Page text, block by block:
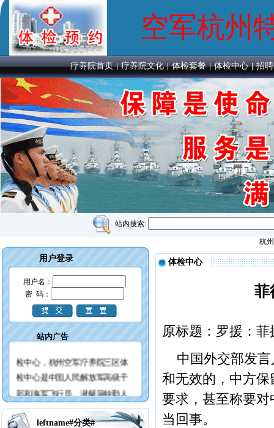
空军杭州
疗养院首页 疗养院文化 体检套餐 体检中心 招
站内搜索:
杭
用户登录
用户名：
密 码：
站内广告
杭州海军疗养院始建于1953年，
现在更名为空军杭州特勤疗养中
心也叫空军杭州特勤疗养三区体
检中心，杭州空军疗养院三区体
检中心是中国人民解放军高级干
部和海军飞行员、潜艇等特勤人
员的疗养康复及体检鉴定中心，
杭州空军疗养院三区体检中心可
leftname#分类#
体检中心
菲
原标题：罗援：
中国外交部发
和无效的，中方
要求，甚至称要
当回事。